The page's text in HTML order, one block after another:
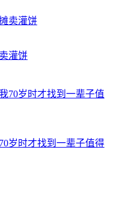
灌饼
岁时才找到一辈子值得